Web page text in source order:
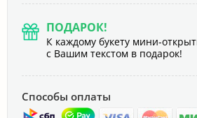
ПОДАРОК!
К каждому букету мини-
с Вашим текстом в подарок!
Способы оплаты